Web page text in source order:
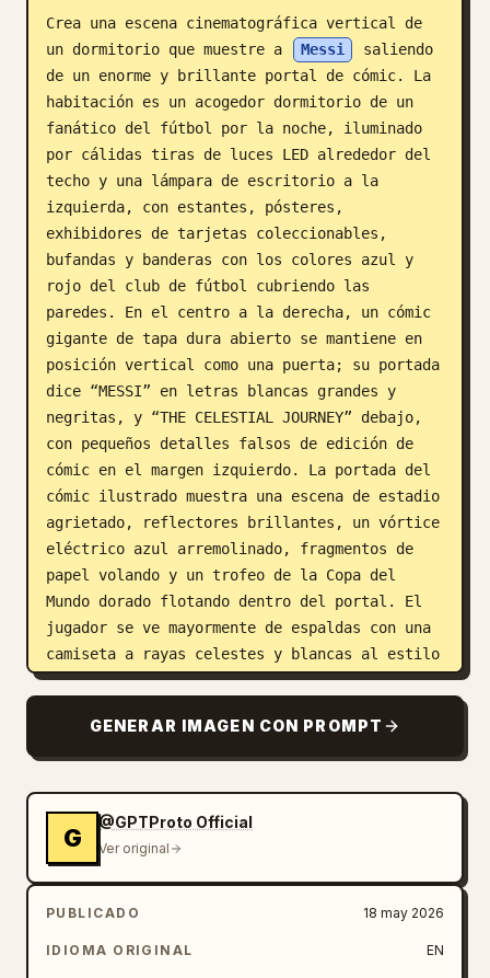
Blog
Actualizaciones
Crea una escena cinematográfica vertical de
un dormitorio que muestre a
Messi
saliendo
de un enorme y brillante portal de cómic. La
habitación es un acogedor dormitorio de un
fanático del fútbol por la noche, iluminado
por cálidas tiras de luces LED alrededor del
techo y una lámpara de escritorio a la
izquierda, con estantes, pósteres,
exhibidores de tarjetas coleccionables,
bufandas y banderas con los colores azul y
rojo del club de fútbol cubriendo las
paredes. En el centro a la derecha, un cómic
gigante de tapa dura abierto se mantiene en
posición vertical como una puerta; su portada
dice “MESSI” en letras blancas grandes y
negritas, y “THE CELESTIAL JOURNEY” debajo,
con pequeños detalles falsos de edición de
cómic en el margen izquierdo. La portada del
cómic ilustrado muestra una escena de estadio
agrietado, reflectores brillantes, un vórtice
eléctrico azul arremolinado, fragmentos de
papel volando y un trofeo de la Copa del
Mundo dorado flotando dentro del portal. El
jugador se ve mayormente de espaldas con una
camiseta a rayas celestes y blancas al estilo
de Argentina con “MESSI” y el número “10” en
blancas, botas de fútbol, un brazalete de
capitán y un brazo tatuado; un pie todavía en
moviéndose hacia la página brillante; mantén
su rostro indistinto o suavemente oscurecido.
Alrededor del suelo, coloca exactamente 9
artículos de habitación dispersos y visibles:
2 controles de juego, 3 páginas sueltas de
cómic/revista, 1 camiseta de fútbol a rayas,
GENERAR IMAGEN CON PROMPT
G
@GPTProto Official
Ver original
PUBLICADO 18 may 2026
IDIOMA ORIGINAL EN